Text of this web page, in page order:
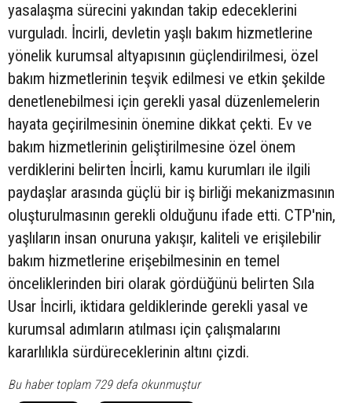
yasalaşma sürecini yakından takip edeceklerini
vurguladı. İncirli, devletin yaşlı bakım hizmetlerine
yönelik kurumsal altyapısının güçlendirilmesi, özel
bakım hizmetlerinin teşvik edilmesi ve etkin şekilde
denetlenebilmesi için gerekli yasal düzenlemelerin
hayata geçirilmesinin önemine dikkat çekti. Ev ve
bakım hizmetlerinin geliştirilmesine özel önem
verdiklerini belirten İncirli, kamu kurumları ile ilgili
paydaşlar arasında güçlü bir iş birliği mekanizmasının
oluşturulmasının gerekli olduğunu ifade etti. CTP'nin,
yaşlıların insan onuruna yakışır, kaliteli ve erişilebilir
bakım hizmetlerine erişebilmesinin en temel
önceliklerinden biri olarak gördüğünü belirten Sıla
Usar İncirli, iktidara geldiklerinde gerekli yasal ve
kurumsal adımların atılması için çalışmalarını
kararlılıkla sürdüreceklerinin altını çizdi.
Bu haber toplam 729 defa okunmuştur